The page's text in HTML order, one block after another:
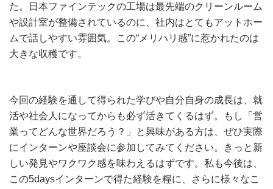
た。日本ファインテックの工場は最先端のクリーンルーム
や設計室が整備されているのに、社内はとてもアットホー
ムで話しやすい雰囲気。この“メリハリ感”に惹かれたのは
大きな収穫です。
今回の経験を通して得られた学びや自分自身の成長は、就
活や社会人になってからも必ず活きてくるはず。もし「営
業ってどんな世界だろう？」と興味がある方は、ぜひ実際
にインターンや座談会に参加してみてください。きっと新
しい発見やワクワク感を味わえるはずです。私も今後は、
この5daysインターンで得た経験を糧に、さらに様々なこ